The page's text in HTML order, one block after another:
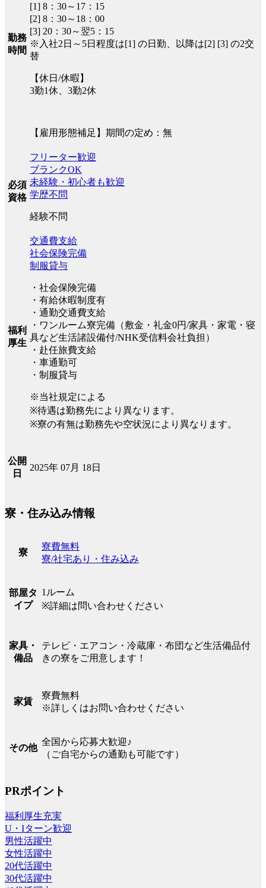
勤務
時間
[1] 8：30～17：15
[2] 8：30～18：00
[3] 20：30～翌5：15
※入社2日～5日程度は[1] の日勤、以降は[2] [3] の2交
替
【休日/休暇】
3勤1休、3勤2休
【雇用形態補足】期間の定め：無
必須
資格
フリーター歓迎
ブランクOK
未経験・初心者も歓迎
学歴不問
経験不問
福利
厚生
交通費支給
社会保険完備
制服貸与
・社会保険完備
・有給休暇制度有
・通勤交通費支給
・ワンルーム寮完備（敷金・礼金0円/家具・家電・寝
具など生活諸設備付/NHK受信料会社負担）
・赴任旅費支給
・車通勤可
・制服貸与
※当社規定による
※待遇は勤務先により異なります。
※寮の有無は勤務先や空状況により異なります。
公開
日
2025年 07月 18日
寮・住み込み情報
寮
寮費無料
寮/社宅あり・住み込み
部屋タ
イプ
1ルーム
※詳細は問い合わせください
家具・
備品
テレビ・エアコン・冷蔵庫・布団など生活備品付
きの寮をご用意します！
家賃
寮費無料
※詳しくはお問い合わせください
その他
全国から応募大歓迎♪
（ご自宅からの通勤も可能です）
PRポイント
福利厚生充実
U・Iターン歓迎
男性活躍中
女性活躍中
20代活躍中
30代活躍中